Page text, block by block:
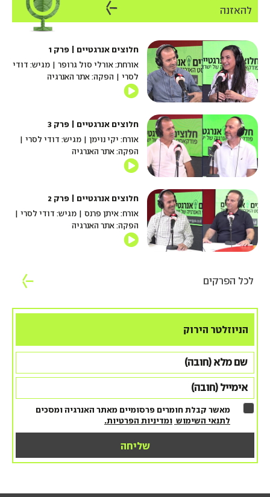
להאזנה
חלוצים אנרגטיים | פרק 1
אורחת: אורלי סול גרופר | מגיש: דודי
לסרי | הפקה: אתר האנרגיה
חלוצים אנרגטיים | פרק 3
אורח: יקי נוימן | מגיש: דודי לסרי |
הפקה: אתר האנרגיה
חלוצים אנרגטיים | פרק 2
אורח: איתן פרנס | מגיש: דודי לסרי |
הפקה: אתר האנרגיה
לכל הפרקים
הניוזלטר הירוק
מאשר קבלת חומרים פרסומיים מאתר האנרגיה ומסכים
לתנאי השימוש ומדיניות הפרטיות.